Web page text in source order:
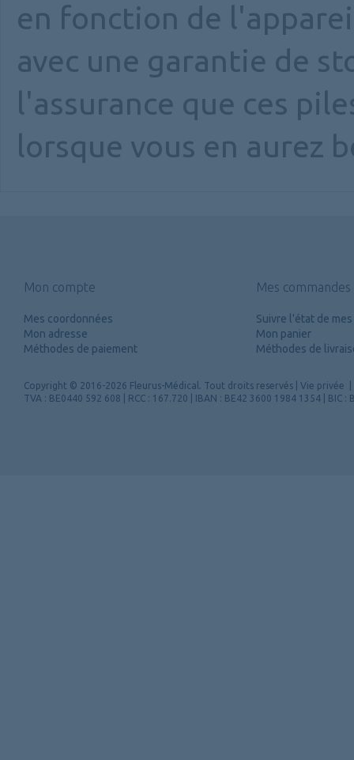
en fonction de
avec une garantie de
l'assurance que ces
lorsque vous en aurez
Mon compte
Mes coordonnées
Mon adresse
Méthodes de paiement
Mes commandes
Suivre l'état de
Mon panier
Méthodes de
Copyright © 2016-2026 Fleurus-Médical. Tout droits reservés Vie privée
TVA : BE0440 592 608 | RCC : 167.720 | IBAN : BE42 3600 1984 1354 | BIC :